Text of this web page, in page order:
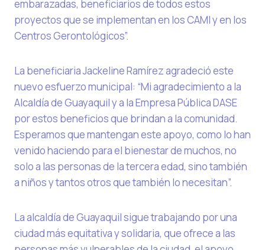
embarazadas, beneficiarios de todos estos
proyectos que se implementan en los CAMI y en los
Centros Gerontológicos”.
La beneficiaria Jackeline Ramírez agradeció este
nuevo esfuerzo municipal: “Mi agradecimiento a la
Alcaldía de Guayaquil y a la Empresa Pública DASE
por estos beneficios que brindan a la comunidad.
Esperamos que mantengan este apoyo, como lo han
venido haciendo para el bienestar de muchos, no
solo a las personas de la tercera edad, sino también
a niños y tantos otros que también lo necesitan”.
La alcaldía de Guayaquil sigue trabajando por una
ciudad más equitativa y solidaria, que ofrece a las